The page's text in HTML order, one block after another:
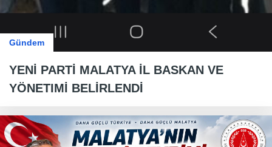
Gündem
YENİ PARTİ MALATYA İL BASKAN VE
YÖNETIMİ BELİRLENDİ